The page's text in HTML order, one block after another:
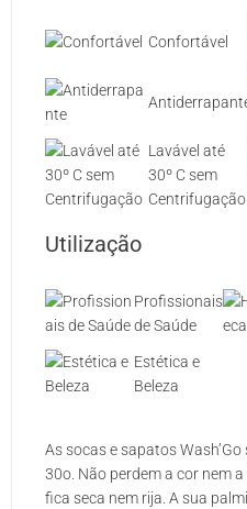
Confortável
Lavável até
30º C sem
Centrifugação
Utilização
Profissionais
de Saúde
Estética e
Beleza
As socas e sapatos
30o. Não perdem a cor nem
fica seca nem rija. A sua